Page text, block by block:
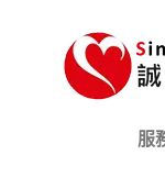
服